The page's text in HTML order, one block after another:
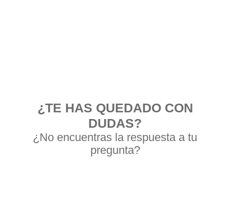
¿TE HAS QUEDADO CON
DUDAS?
¿No encuentras la respuesta a tu
pregunta?